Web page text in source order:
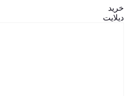
خرید
دیلایت